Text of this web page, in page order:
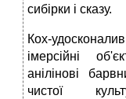
сибірки і сказу.
Кох-
імерсійні
анілінові
чистої